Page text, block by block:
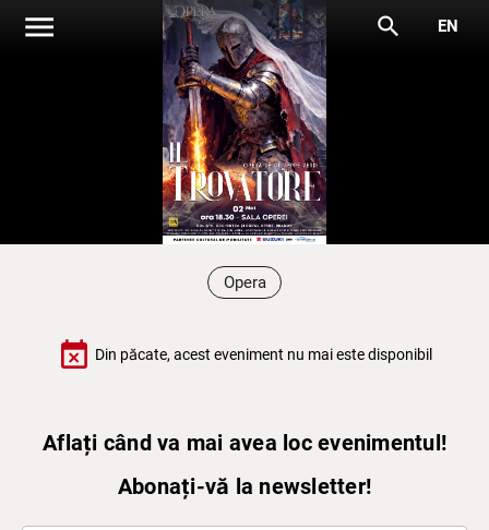
menu search EN
Opera
event_busy Din păcate, acest eveniment nu mai este disponibil
Aflați când va mai avea loc evenimentul!
Abonați-vă la newsletter!